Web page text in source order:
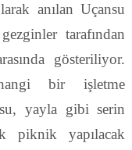
anılan Uçansu
tarafından
gösteriliyor.
bir işletme
yayla gibi serin
piknik yapılacak